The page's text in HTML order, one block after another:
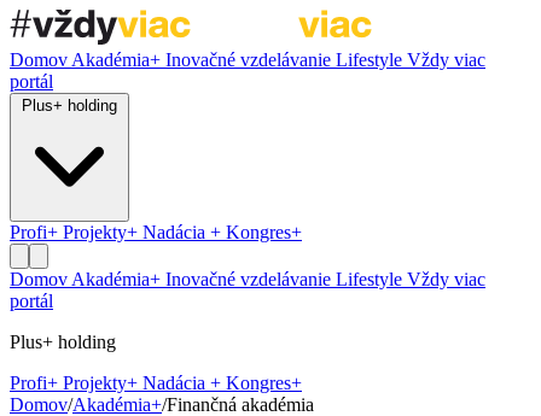
Domov Akadémia+ Inovačné vzdelávanie Lifestyle Vždy viac
portál
Profi+ Projekty+ Nadácia + Kongres+
Domov Akadémia+ Inovačné vzdelávanie Lifestyle Vždy viac
portál
Plus+ holding
Profi+ Projekty+ Nadácia + Kongres+
Domov/Akadémia+/Finančná akadémia